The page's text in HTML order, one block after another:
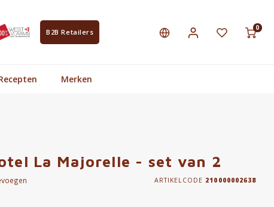
B2B Retailers
0
Merken
La Majorelle - set van 2
ARTIKELCODE 210000002638